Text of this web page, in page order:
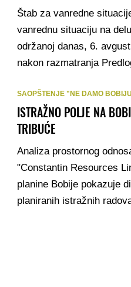
Štab za vanredne
vanrednu situaciju na
održanoj danas, 6.
nakon razmatranja
SAOPŠTENJE "NE DAMO
ISTRAŽNO POLJE NA
TRIBUĆE
Analiza prostornog
"Constantin Resources
planine Bobije pokazuje
planiranih istražnih